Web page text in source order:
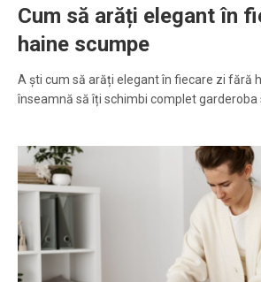
Cum să arăți elegant în
haine scumpe
A ști cum să arăți elegant în fiecare zi fără
înseamnă să îți schimbi complet garderoba